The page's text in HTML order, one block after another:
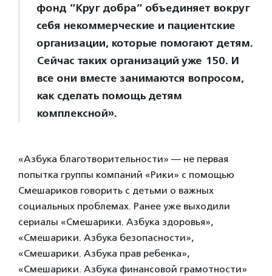
фонд ”Круг добра” объединяет вокруг
себя некоммерческие и пациентские
организации, которые помогают детям.
Сейчас таких организаций уже 150. И
все они вместе занимаются вопросом,
как сделать помощь детям
комплексной».
«Азбука благотворительности» — не первая
попытка группы компаний «Рики» с помощью
Смешариков говорить с детьми о важных
социальных проблемах. Ранее уже выходили
сериалы «Смешарики. Азбука здоровья»,
«Смешарики. Азбука безопасности»,
«Смешарики. Азбука прав ребенка»,
«Смешарики. Азбука финансовой грамотности»